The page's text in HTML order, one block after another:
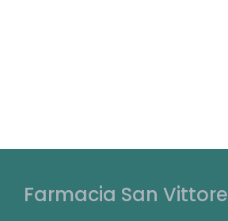
Farmacia San Vittore